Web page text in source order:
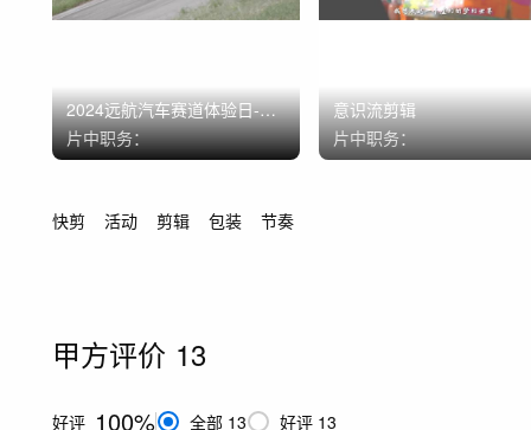
2024远航汽车赛道体验日-试
驾感受
片中职务：
意识流剪辑
片中职务：
快剪 活动 剪辑 包装 节奏
甲方评价 13
好评 100% 全部 13 好评 13